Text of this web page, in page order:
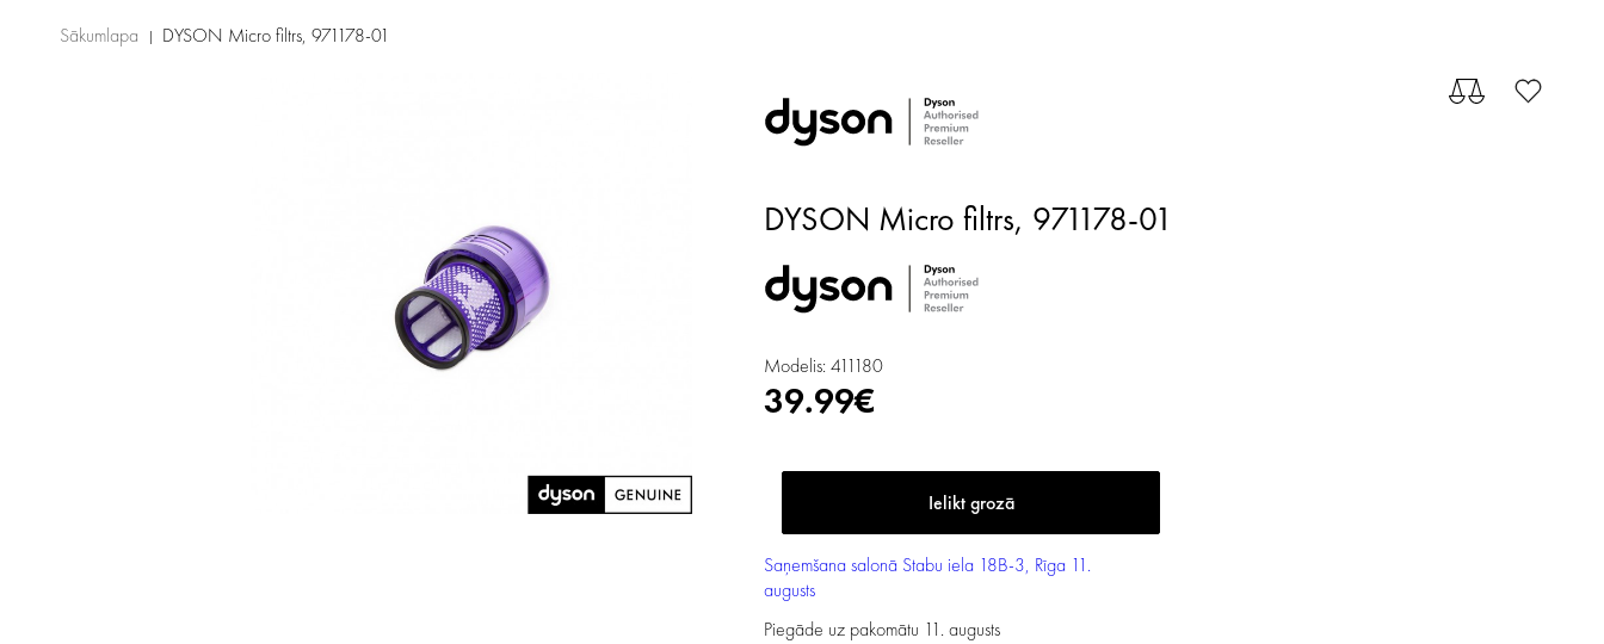
Sākumlapa DYSON Micro filtrs, 971178-01
DYSON Micro filtrs, 971178-01
Modelis: 411180
39.99€
Saņemšana salonā Stabu iela 18B-3, Rīga 11.
augusts
Piegāde uz pakomātu 11. augusts